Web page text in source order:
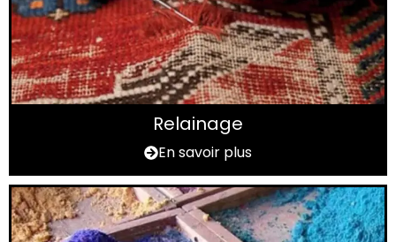
Relainage
En savoir plus